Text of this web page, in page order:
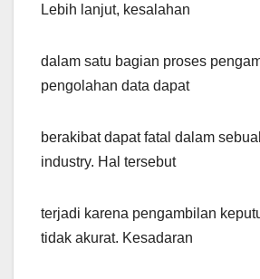
Lebih lanjut, kesalahan
dalam satu bagian proses
pengolahan data dapat
berakibat dapat fatal dalam
industry. Hal tersebut
terjadi karena pengambilan
tidak akurat. Kesadaran